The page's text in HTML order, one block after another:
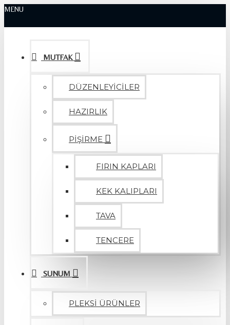
MENU
MUTFAK
DÜZENLEYİCİLER
HAZIRLIK
PİŞİRME
FIRIN KAPLARI
KEK KALIPLARI
TAVA
TENCERE
SUNUM
PLEKSİ ÜRÜNLER